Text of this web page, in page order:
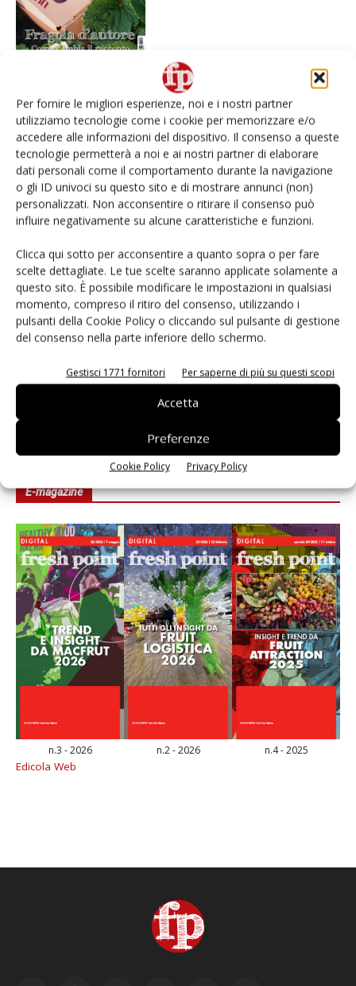
Per fornire le migliori esperienze, noi e i nostri partner
utilizziamo tecnologie come i cookie per memorizzare e/o
accedere alle informazioni del dispositivo. Il consenso a queste
tecnologie permetterà a noi e ai nostri partner di elaborare
dati personali come il comportamento durante la navigazione
o gli ID univoci su questo sito e di mostrare annunci (non)
personalizzati. Non acconsentire o ritirare il consenso può
influire negativamente su alcune caratteristiche e funzioni.
Clicca qui sotto per acconsentire a quanto sopra o per fare
scelte dettagliate. Le tue scelte saranno applicate solamente a
questo sito. È possibile modificare le impostazioni in qualsiasi
momento, compreso il ritiro del consenso, utilizzando i
pulsanti della Cookie Policy o cliccando sul pulsante di gestione
del consenso nella parte inferiore dello schermo.
Gestisci 1771 fornitori Per saperne di più su questi scopi
Accetta
Preferenze
Cookie Policy Privacy Policy
I più visti
Spazio Conad: continua la conversione dei punti di
vendita
Non è una susina: è Metis… e può rivoluzionare la
categoria
L’ortofrutta di Extra Supermercati tra localismo e
Ai #Repartofresh
Andamento prezzi ortofrutta in Italia al 27 luglio
2026
Leonardo Odorizzi: “Dobbiamo creare stupore nel
punto di vendita” #vocidellortofrutta
E-magazine
n.3 - 2026 n.2 - 2026 n.4 - 2025
Edicola Web